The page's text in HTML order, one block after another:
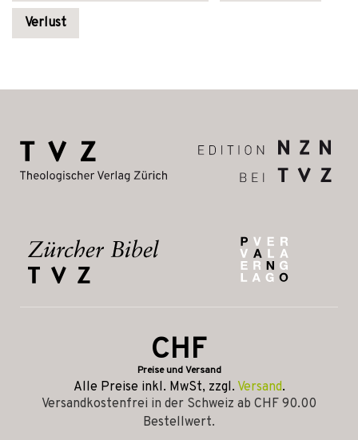
Verlust
CHF
Preise und Versand
Alle Preise inkl. MwSt, zzgl. Versand.
Versandkostenfrei in der Schweiz ab CHF 90.00
Bestellwert.